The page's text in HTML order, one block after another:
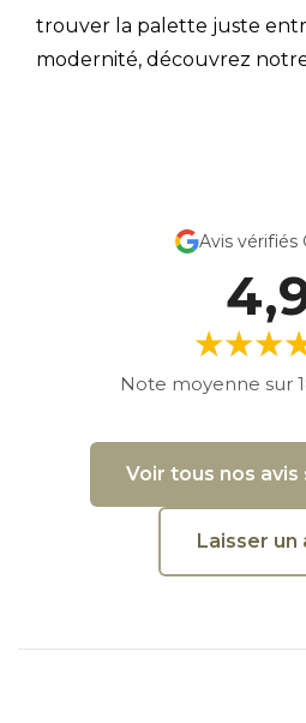
trouver la palette juste
modernité, découvrez
Avis vérifiés
Note moyenne sur
Voir tous nos avis
Laisser un